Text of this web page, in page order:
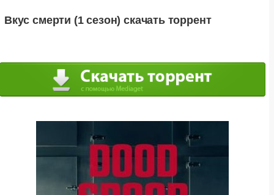
Вкус смерти (1 сезон) скачать торрент